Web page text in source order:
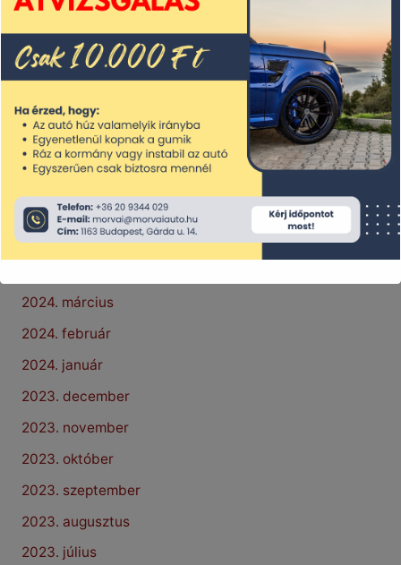
2024. november
2024. október
2024. szeptember
2024. augusztus
2024. július
2024. június
2024. május
2024. március
2024. február
2024. január
2023. december
2023. november
2023. október
2023. szeptember
2023. augusztus
2023. július